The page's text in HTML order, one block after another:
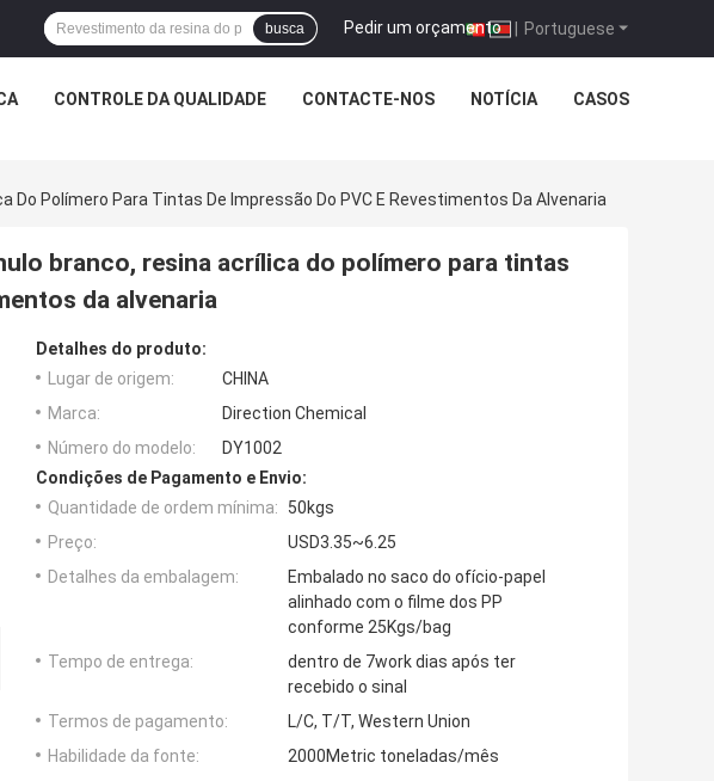
Portuguese
Pedir um orçamento |
busca
CONTROLE DA QUALIDADE CONTACTE-NOS NOTÍCIA CASOS
Do Polímero Para Tintas De Impressão Do PVC E Revestimentos Da Alvenaria
branco, resina acrílica do polímero para tintas
da alvenaria
Detalhes do produto:
Lugar de origem:
CHINA
Marca:
Direction Chemical
Número do modelo:
DY1002
Condições de Pagamento e Envio:
Quantidade de ordem mínima:
50kgs
Preço:
USD3.35~6.25
Detalhes da embalagem:
Embalado no saco do ofício-papel
alinhado com o filme dos PP
conforme 25Kgs/bag
Tempo de entrega:
dentro de 7work dias após ter
recebido o sinal
Termos de pagamento:
L/C, T/T, Western Union
Habilidade da fonte:
2000Metric toneladas/mês